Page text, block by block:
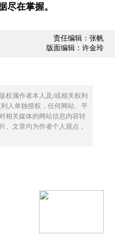
尽在掌握。
责任编辑：张帆
版面编辑：许金玲
权属作者本人及/或相关权利
人单独授权，任何网站、平
相关媒体的网站信息内容转
。文章均为作者个人观点，